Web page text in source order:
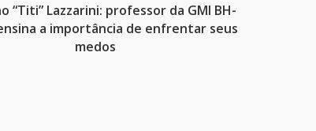
“Titi” Lazzarini: professor da GMI BH-
a importância de enfrentar seus
medos